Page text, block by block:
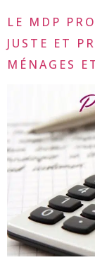
LE MDP
JUSTE ET
MÉNAGES